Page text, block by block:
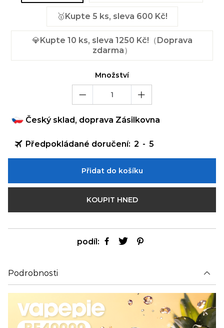
🥇Kupte 5 ks, sleva 600 Kč!
💎Kupte 10 ks, sleva 1250 Kč!（Doprava
zdarma）
Množství
Český sklad, doprava Zásilkovna
Předpokládané doručení: 2 - 5
Přidat do košíku
KOUPIT HNED
podíl:
Podrobnosti